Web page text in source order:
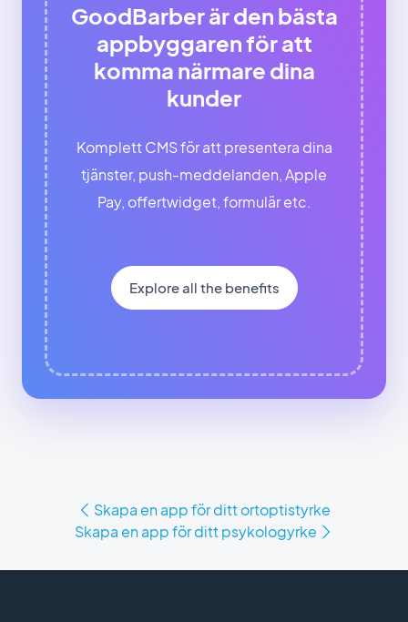
GoodBarber är den bästa
appbyggaren för att
komma närmare dina
kunder
Komplett CMS för att presentera dina
tjänster, push-meddelanden, Apple
Pay, offertwidget, formulär etc.
Explore all the benefits
Skapa en app för ditt ortoptistyrke
Skapa en app för ditt psykologyrke